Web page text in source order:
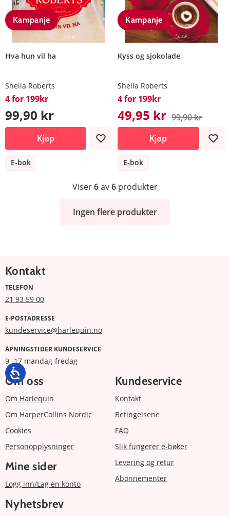
Kampanje
Hva hun vil ha
Sheila Roberts
4 for 199kr
99,90 kr
Kjøp
E-bok
Kampanje
Kyss og sjokolade
Sheila Roberts
4 for 199kr
49,95 kr 99,90 kr
Kjøp
E-bok
Viser6av6 produkter
Ingen flere produkter
Kontakt
TELEFON
21 93 59 00
E-POSTADRESSE
kundeservice@harlequin.no
ÅPNINGSTIDER KUNDESERVICE
9 -17 mandag-fredag
Om oss
Om Harlequin
Om HarperCollins Nordic
Cookies
Personopplysninger
Mine sider
Logg inn/Lag en konto
Kundeservice
Kontakt
Betingelsene
FAQ
Slik fungerer e-bøker
Levering og retur
Abonnementer
Nyhetsbrev